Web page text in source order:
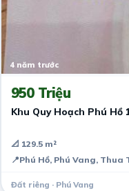
4 năm trước
950 Triệu
Khu Quy Hoạch Phú Hồ
📐 129.5 m²
📍Phú Hồ, Phú Vang, Thua
Đất riêng · Phú Vang